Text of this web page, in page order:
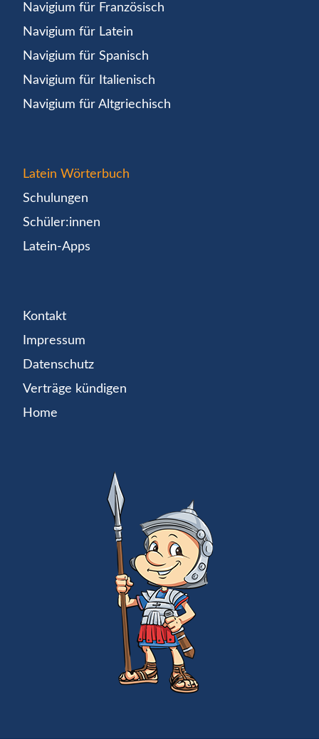
Navigium für Französisch
Navigium für Latein
Navigium für Spanisch
Navigium für Italienisch
Navigium für Altgriechisch
Latein Wörterbuch
Schulungen
Schüler:innen
Latein-Apps
Kontakt
Impressum
Datenschutz
Verträge kündigen
Home